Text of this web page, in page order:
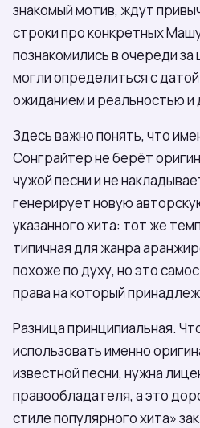
знакомый мотив, ждут
строки про конкретных
познакомились в очереди
могли определиться с
ожиданием и реальностью и
Здесь важно понять, что
Сонграйтер не берёт
чужой песни и не
генерирует новую
указанного хита: тот же
типичная для жанра
похоже по духу, но это
права на который
Разница принципиальная.
использовать именно
известной песни, нужна
правообладателя, а это
стиле популярного хита»